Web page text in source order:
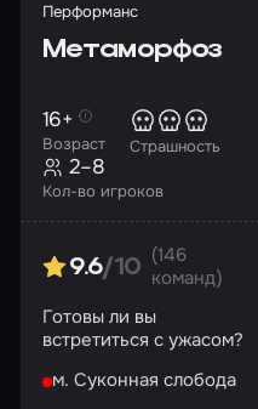
Перформанс
Метаморфоз
Возраст
16+
Страшность
Кол-во игроков
2–8
9.6/10
(146
команд)
Готовы ли вы
встретиться с ужасом?
м. Суконная слобода